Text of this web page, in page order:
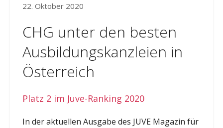
22. Oktober 2020
CHG unter den besten
Ausbildungskanzleien in
Österreich
Platz 2 im Juve-Ranking 2020
In der aktuellen Ausgabe des JUVE Magazin für